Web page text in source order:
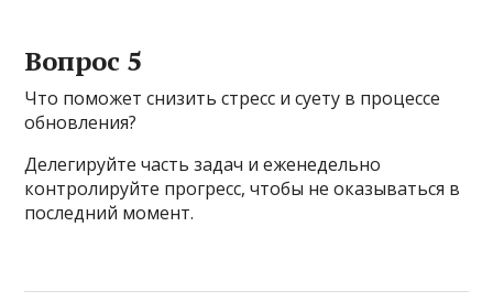
Вопрос 5
Что поможет снизить стресс и суету в процессе
обновления?
Делегируйте часть задач и еженедельно
контролируйте прогресс, чтобы не оказываться в
последний момент.